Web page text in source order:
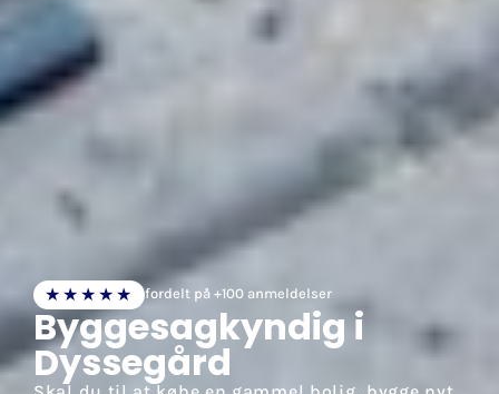
★★★★★ fordelt på +100 anmeldelser
Byggesagkyndig i
Dyssegård